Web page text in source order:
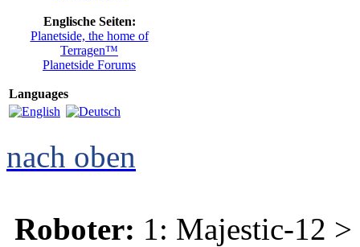
Englische Seiten:
Planetside, the home of
Terragen™
Planetside Forums
Languages
nach oben
Roboter: 1: Majestic-12 >